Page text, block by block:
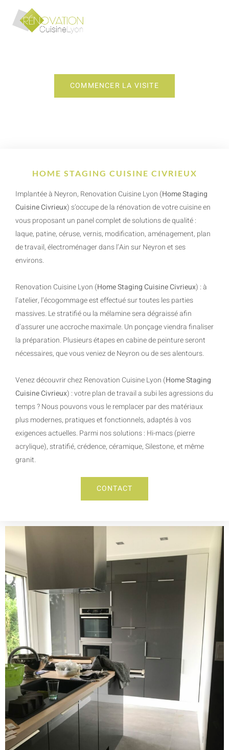
COMMENCER LA VISITE
HOME STAGING CUISINE CIVRIEUX
Implantée à Neyron, Renovation Cuisine Lyon (Home Staging
Cuisine Civrieux) s’occupe de la rénovation de votre cuisine en
vous proposant un panel complet de solutions de qualité :
laque, patine, céruse, vernis, modification, aménagement, plan
de travail, électroménager dans l’Ain sur Neyron et ses
environs.
Renovation Cuisine Lyon (Home Staging Cuisine Civrieux) : à
l’atelier, l’écogommage est effectué sur toutes les parties
massives. Le stratifié ou la mélamine sera dégraissé afin
d’assurer une accroche maximale. Un ponçage viendra finaliser
la préparation. Plusieurs étapes en cabine de peinture seront
nécessaires, que vous veniez de Neyron ou de ses alentours.
Venez découvrir chez Renovation Cuisine Lyon (Home Staging
Cuisine Civrieux) : votre plan de travail a subi les agressions du
temps ? Nous pouvons vous le remplacer par des matériaux
plus modernes, pratiques et fonctionnels, adaptés à vos
exigences actuelles. Parmi nos solutions : Hi-macs (pierre
acrylique), stratifié, crédence, céramique, Silestone, et même
granit.
CONTACT